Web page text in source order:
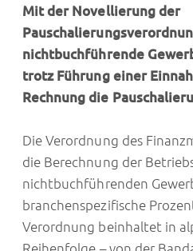
Mit der Novellierung der
nichtbuchführende
trotz Führung einer
Rechnung die
Die Verordnung des
die Berechnung der
nichtbuchführenden
branchenspezifische
Verordnung beinhaltet in
Reihenfolge – von der